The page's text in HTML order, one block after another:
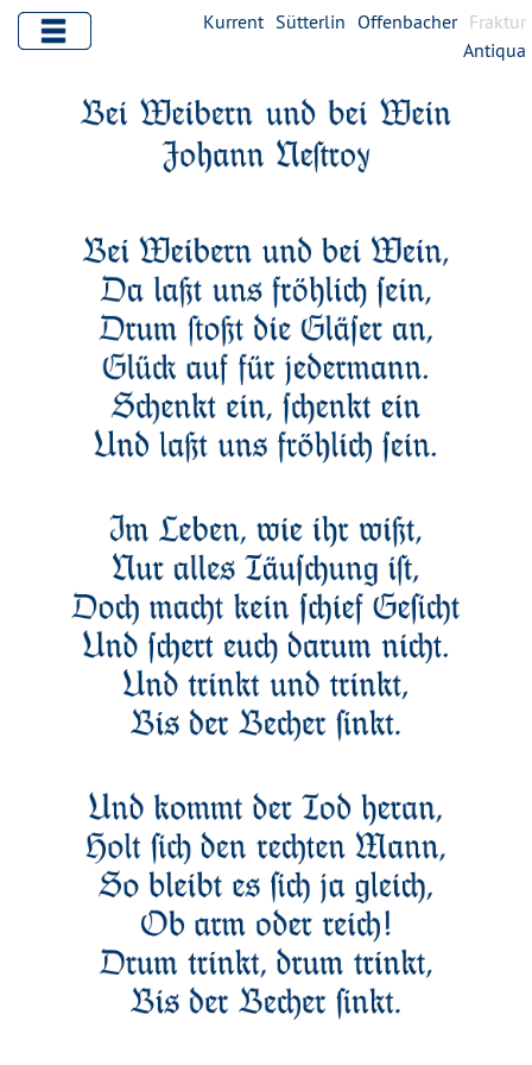
Kurrent Sütterlin Offenbacher Fraktur
Antiqua